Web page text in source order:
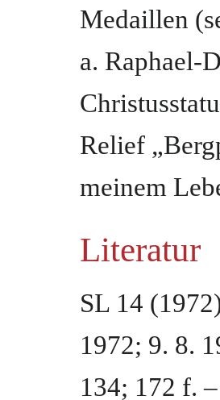
Medaillen
a. Raphael-
Relief
meinem
Literatur
SL 14
1972; 9. 8.
134; 172 f.